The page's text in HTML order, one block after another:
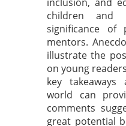
children and
significance of
mentors.
illustrate the
on young
key
world can
comments
great potential